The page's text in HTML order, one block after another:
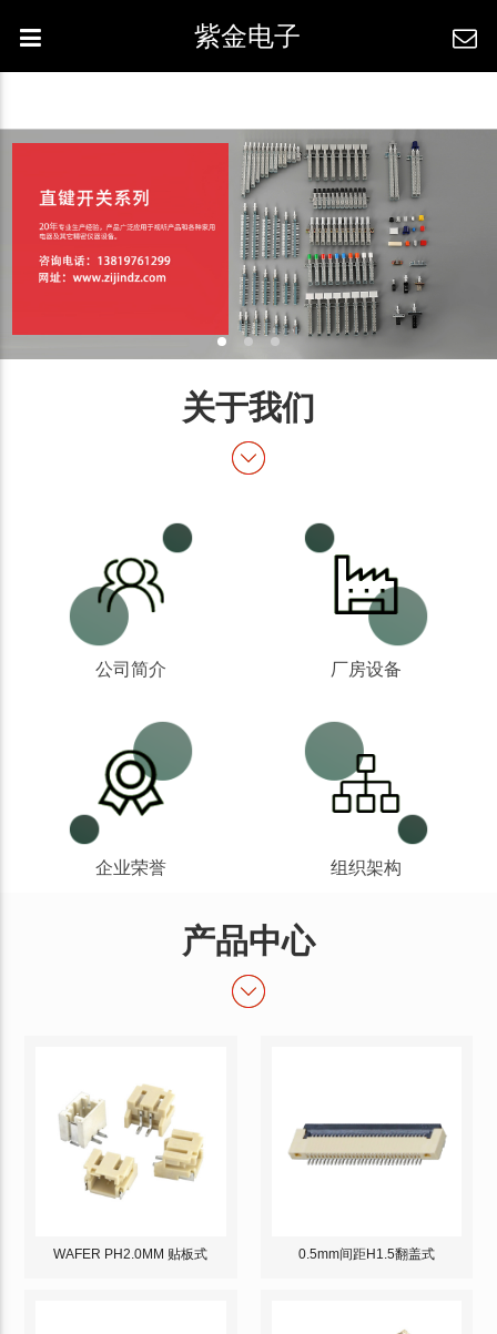
紫金电子
关于我们
公司简介 厂房设备
企业荣誉 组织架构
产品中心
WAFER PH2.0MM 贴板式 0.5mm间距H1.5翻盖式